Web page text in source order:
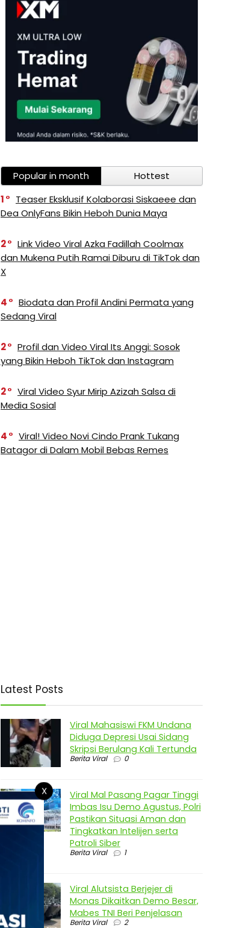
Popular in month
Hottest
1
Teaser Eksklusif Kolaborasi Siskaeee dan
Dea OnlyFans Bikin Heboh Dunia Maya
2
Link Video Viral Azka Fadillah Coolmax
dan Mukena Putih Ramai Diburu di TikTok dan
X
4
Biodata dan Profil Andini Permata yang
Sedang Viral
2
Profil dan Video Viral Its Anggi: Sosok
yang Bikin Heboh TikTok dan Instagram
2
Viral Video Syur Mirip Azizah Salsa di
Media Sosial
4
Viral! Video Novi Cindo Prank Tukang
Batagor di Dalam Mobil Bebas Remes
Latest Posts
Viral Mahasiswi FKM Undana
Diduga Depresi Usai Sidang
Skripsi Berulang Kali Tertunda
Berita Viral 0
Viral Mal Pasang Pagar Tinggi
Imbas Isu Demo Agustus, Polri
Pastikan Situasi Aman dan
Tingkatkan Intelijen serta
Patroli Siber
Berita Viral 1
Viral Alutsista Berjejer di
Monas Dikaitkan Demo Besar,
Mabes TNI Beri Penjelasan
Berita Viral 2
X